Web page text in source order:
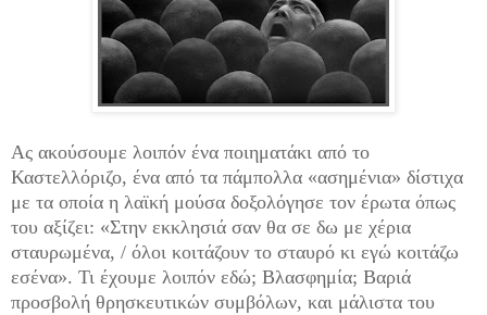
Ας ακούσουμε λοιπόν ένα ποιηματάκι από το
Καστελλόριζο, ένα από τα πάμπολλα «ασημένια» δίστιχα
με τα οποία η λαϊκή μούσα δοξολόγησε τον έρωτα όπως
του αξίζει: «Στην εκκλησιά σαν θα σε δω με χέρια
σταυρωμένα, / όλοι κοιτάζουν το σταυρό κι εγώ κοιτάζω
εσένα». Τι έχουμε λοιπόν εδώ; Βλασφημία; Βαριά
προσβολή θρησκευτικών συμβόλων, και μάλιστα του